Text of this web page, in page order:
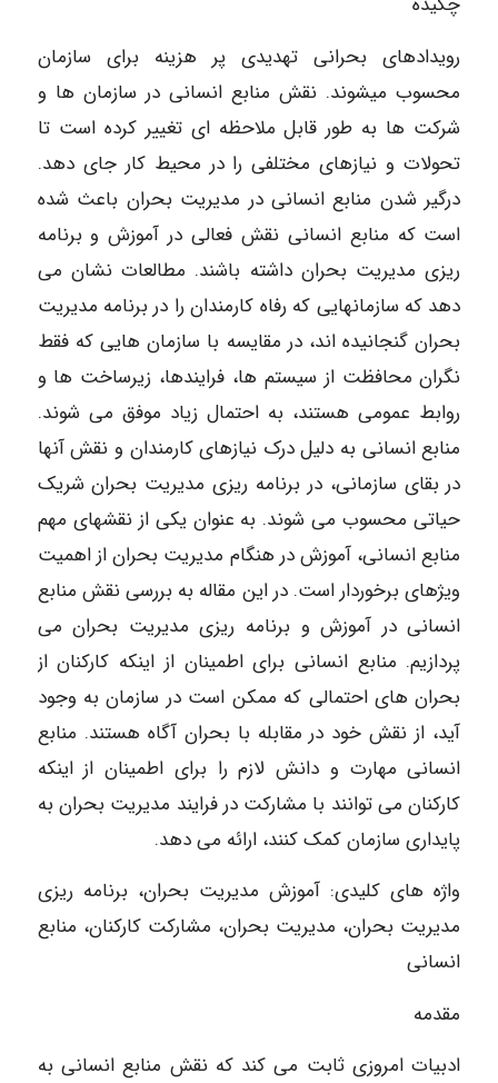
رویدادهای بحرانی تهدیدی پر هزینه برای سازمان
محسوب میشوند. نقش منابع انسانی در سازمان ها و
شرکت ها به طور قابل ملاحظه ای تغییر کرده است تا
تحولات و نیازهای مختلفی را در محیط کار جای دهد.
درگیر شدن منابع انسانی در مدیریت بحران باعث شده
است که منابع انسانی نقش فعالی در آموزش و برنامه
ریزی مدیریت بحران داشته باشند. مطالعات نشان می
دهد که سازمانهایی که رفاه کارمندان را در برنامه مدیریت
بحران گنجانیده اند، در مقایسه با سازمان هایی که فقط
نگران محافظت از سیستم ها، فرایندها، زیرساخت ها و
روابط عمومی هستند، به احتمال زیاد موفق می شوند.
منابع انسانی به دلیل درک نیازهای کارمندان و نقش آنها
در بقای سازمانی، در برنامه ریزی مدیریت بحران شریک
حیاتی محسوب می شوند. به عنوان یکی از نقشهای مهم
منابع انسانی، آموزش در هنگام مدیریت بحران از اهمیت
ویژهای برخوردار است. در این مقاله به بررسی نقش منابع
انسانی در آموزش و برنامه ریزی مدیریت بحران می
پردازیم. منابع انسانی برای اطمینان از اینکه کارکنان از
بحران های احتمالی که ممکن است در سازمان به وجود
آید، از نقش خود در مقابله با بحران آگاه هستند. منابع
انسانی مهارت و دانش لازم را برای اطمینان از اینکه
کارکنان می توانند با مشارکت در فرایند مدیریت بحران به
پایداری سازمان کمک کنند، ارائه می دهد.
واژه های کلیدی: آموزش مدیریت بحران، برنامه ریزی
مدیریت بحران، مدیریت بحران، مشارکت کارکنان، منابع
انسانی
مقدمه
ادبیات امروزی ثابت می کند که نقش منابع انسانی به